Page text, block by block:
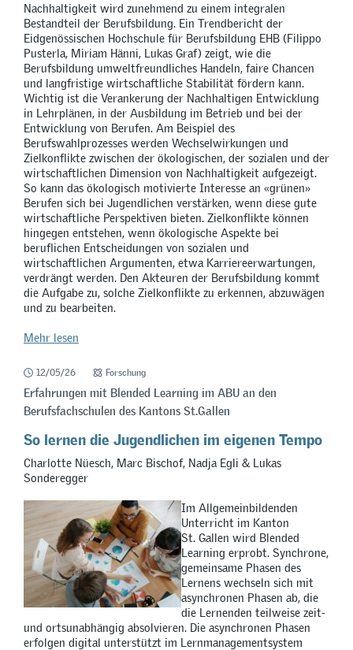
Nachhaltigkeit wird zunehmend zu einem integralen
Bestandteil der Berufsbildung. Ein Trendbericht der
Eidgenössischen Hochschule für Berufsbildung EHB (Filippo
Pusterla, Miriam Hänni, Lukas Graf) zeigt, wie die
Berufsbildung umweltfreundliches Handeln, faire Chancen
und langfristige wirtschaftliche Stabilität fördern kann.
Wichtig ist die Verankerung der Nachhaltigen Entwicklung
in Lehrplänen, in der Ausbildung im Betrieb und bei der
Entwicklung von Berufen. Am Beispiel des
Berufswahlprozesses werden Wechselwirkungen und
Zielkonflikte zwischen der ökologischen, der sozialen und der
wirtschaftlichen Dimension von Nachhaltigkeit aufgezeigt.
So kann das ökologisch motivierte Interesse an «grünen»
Berufen sich bei Jugendlichen verstärken, wenn diese gute
wirtschaftliche Perspektiven bieten. Zielkonflikte können
hingegen entstehen, wenn ökologische Aspekte bei
beruflichen Entscheidungen von sozialen und
wirtschaftlichen Argumenten, etwa Karriereerwartungen,
verdrängt werden. Den Akteuren der Berufsbildung kommt
die Aufgabe zu, solche Zielkonflikte zu erkennen, abzuwägen
und zu bearbeiten.
Mehr lesen
12/05/26 Forschung
Erfahrungen mit Blended Learning im ABU an den
Berufsfachschulen des Kantons St.Gallen
So lernen die Jugendlichen im eigenen Tempo
Charlotte Nüesch, Marc Bischof, Nadja Egli & Lukas
Sonderegger
Im Allgemeinbildenden
Unterricht im Kanton
St. Gallen wird Blended
Learning erprobt. Synchrone,
gemeinsame Phasen des
Lernens wechseln sich mit
asynchronen Phasen ab, die
die Lernenden teilweise zeit-
und ortsunabhängig absolvieren. Die asynchronen Phasen
erfolgen digital unterstützt im Lernmanagementsystem